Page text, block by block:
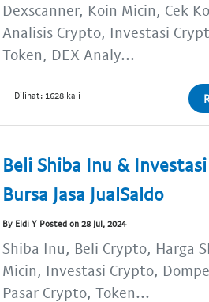
Dexscanner, Koin Micin, Cek
Analisis Crypto, Investasi
Token, DEX Analy...
Dilihat: 1628 kali
Beli Shiba Inu &
Bursa Jasa JualSaldo
By Eldi Y Posted on 28 Jul, 2024
Shiba Inu, Beli Crypto, Harga
Micin, Investasi Crypto,
Pasar Crypto, Token...